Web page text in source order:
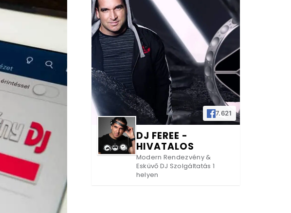
7.621
DJ FEREE -
HIVATALOS
Modern Rendezvény &
Esküvő DJ Szolgáltatás 1
helyen